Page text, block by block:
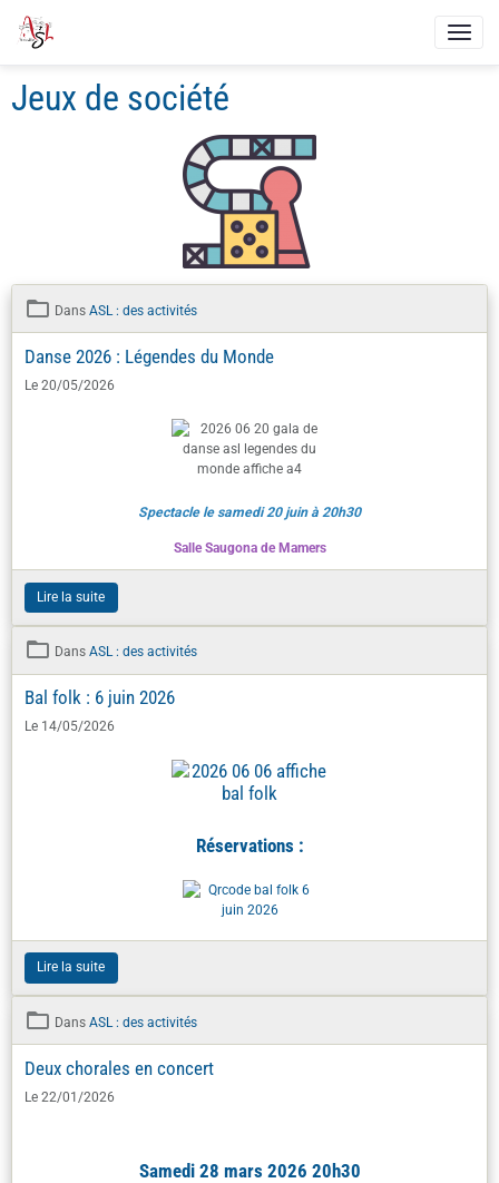
Jeux de société
Dans ASL : des activités
Danse 2026 : Légendes du Monde
Le 20/05/2026
Spectacle le samedi 20 juin à 20h30
Salle Saugona de Mamers
Lire la suite
Dans ASL : des activités
Bal folk : 6 juin 2026
Le 14/05/2026
Réservations :
Lire la suite
Dans ASL : des activités
Deux chorales en concert
Le 22/01/2026
Samedi 28 mars 2026 20h30